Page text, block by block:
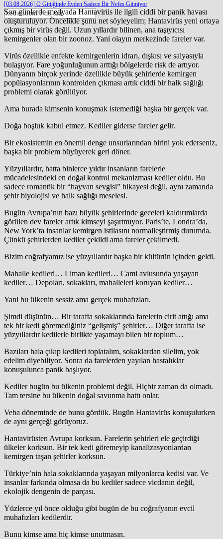
[03.08.2026] O Gittiğinde Evden Sadece Bir Nefes Gitmiyor
Son günlerde medyada Hantavirüs ile ilgili ciddi bir panik havası
oluşturuluyor. Öncelikle şunu net söyleyelim; Hantavirüs yeni ortaya
çıkmış bir virüs değil. Uzun yıllardır bilinen, ana taşıyıcısı
kemirgenler olan bir zoonoz. Yani olayın merkezinde fareler var.
Virüs özellikle enfekte kemirgenlerin idrarı, dışkısı ve salyasıyla
bulaşıyor. Fare yoğunluğunun arttığı bölgelerde risk de artıyor.
Dünyanın birçok yerinde özellikle büyük şehirlerde kemirgen
popülasyonlarının kontrolden çıkması artık ciddi bir halk sağlığı
problemi olarak görülüyor.
Ama burada kimsenin konuşmak istemediği başka bir gerçek var.
Doğa boşluk kabul etmez. Kediler giderse fareler gelir.
Bir ekosistemin en önemli denge unsurlarından birini yok ederseniz,
başka bir problem büyüyerek geri döner.
Yüzyıllardır, hatta binlerce yıldır insanların farelerle
mücadelesindeki en doğal kontrol mekanizması kediler oldu. Bu
sadece romantik bir “hayvan sevgisi” hikayesi değil, aynı zamanda
şehir biyolojisi ve halk sağlığı meselesi.
Bugün Avrupa’nın bazı büyük şehirlerinde geceleri kaldırımlarda
görülen dev fareler artık kimseyi şaşırtmıyor. Paris’te, Londra’da,
New York’ta insanlar kemirgen istilasını normalleştirmiş durumda.
Çünkü şehirlerden kediler çekildi ama fareler çekilmedi.
Bizim coğrafyamız ise yüzyıllardır başka bir kültürün içinden geldi.
Mahalle kedileri… Liman kedileri… Cami avlusunda yaşayan
kediler… Depoları, sokakları, mahalleleri koruyan kediler…
Yani bu ülkenin sessiz ama gerçek muhafızları.
Şimdi düşünün… Bir tarafta sokaklarında farelerin cirit attığı ama
tek bir kedi göremediğiniz “gelişmiş” şehirler… Diğer tarafta ise
yüzyıllardır kedilerle birlikte yaşamayı bilen bir toplum…
Bazıları hala çıkıp kedileri toplatalım, sokaklardan silelim, yok
edelim diyebiliyor. Sonra da farelerden yayılan hastalıklar
konuşulunca panik başlıyor.
Kediler bugün bu ülkenin problemi değil. Hiçbir zaman da olmadı.
Tam tersine bu ülkenin doğal savunma hattı onlar.
Veba döneminde de bunu gördük. Bugün Hantavirüs konuşulurken
de aynı gerçeği görüyoruz.
Hantavirüsten Avrupa korksun. Farelerin şehirleri ele geçirdiği
ülkeler korksun. Bir tek kedi göremeyip kanalizasyonlardan
kemirgen taşan şehirler korksun.
Türkiye’nin hala sokaklarında yaşayan milyonlarca kedisi var. Ve
insanlar farkında olmasa da bu kediler sadece vicdanın değil,
ekolojik dengenin de parçası.
Yüzlerce yıl önce olduğu gibi bugün de bu coğrafyanın evcil
muhafızları kedilerdir.
Bunu kimse ama hiç kimse unutmasın.